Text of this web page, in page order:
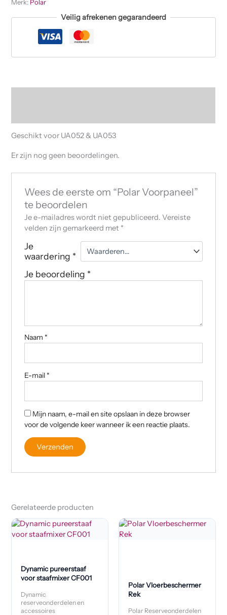
Merk: Polar
Veilig afrekenen gegarandeerd
Geschikt voor UA052 & UA053
Er zijn nog geen beoordelingen.
Wees de eerste om “Polar Voorpaneel”
te beoordelen
Je e-mailadres wordt niet gepubliceerd. Vereiste
velden zijn gemarkeerd met *
Je
waardering *
Je beoordeling *
Naam *
E-mail *
Mijn naam, e-mail en site opslaan in deze browser
voor de volgende keer wanneer ik een reactie plaats.
Gerelateerde producten
Dynamic pureerstaaf
voor staafmixer CF001
Dynamic
reserveonderdelen en
accessoires
Polar Vloerbeschermer
Rek
Polar Reserveonderdelen